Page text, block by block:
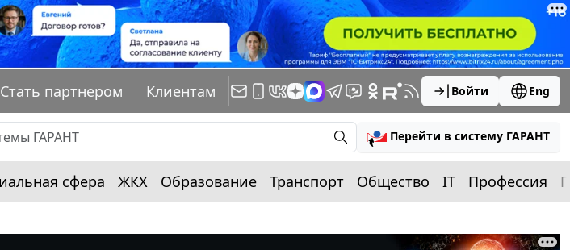
Стать партнером Клиентам Войти Eng
Перейти в систему ГАРАНТ
сфера ЖКХ Образование Транспорт Общество IT Профессия